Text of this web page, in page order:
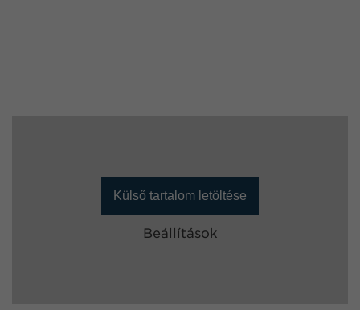
Külső tartalom letöltése
Beállítások